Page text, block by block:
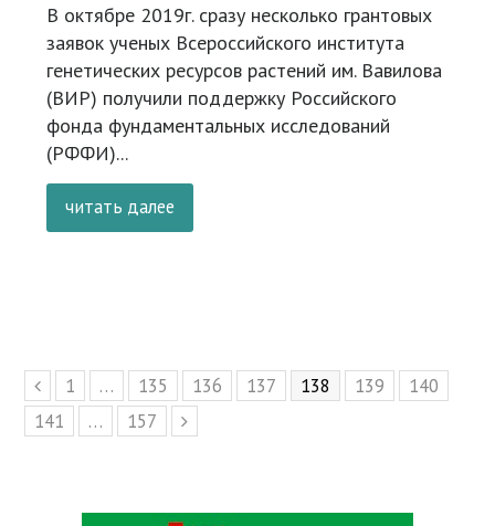
В октябре 2019г. сразу несколько грантовых
заявок ученых Всероссийского института
генетических ресурсов растений им. Вавилова
(ВИР) получили поддержку Российского
фонда фундаментальных исследований
(РФФИ)...
читать далее
Предыдущий
Page
1 … Page
135 Page
136 Page
137 Page
138 Page
139 Page
140
Page
141 … Page
157